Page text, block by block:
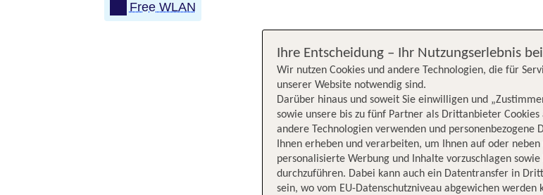
Free WLAN
Ihre Entscheidung – Ihr Nutzungserlebnis
Wir nutzen Cookies und andere Technologien, die für
unserer Website notwendig sind.
Darüber hinaus und soweit Sie einwilligen und
sowie unsere bis zu fünf Partner als Drittanbieter
andere Technologien verwenden und personenbezogene
Ihnen erheben und verarbeiten, um Ihnen auf oder
personalisierte Werbung und Inhalte vorzuschlagen
durchzuführen. Dabei kann auch ein Datentransfer in
sein, wo vom EU-Datenschutzniveau abgewichen werden